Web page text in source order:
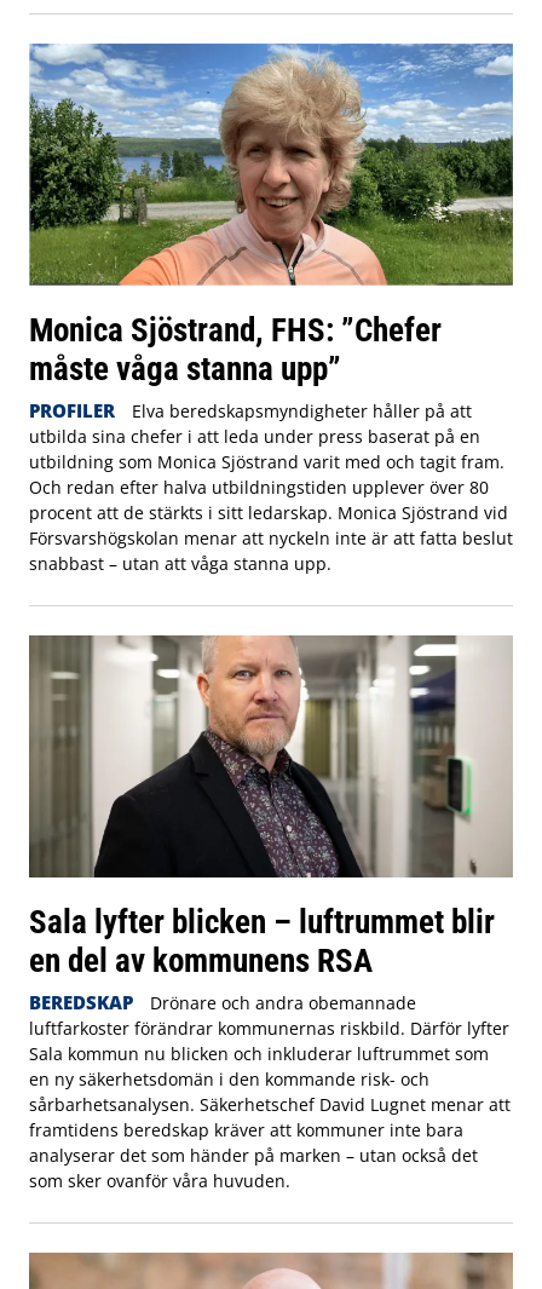
Monica Sjöstrand, FHS: ”Chefer
måste våga stanna upp”
PROFILER
Elva beredskapsmyndigheter håller på att
utbilda sina chefer i att leda under press baserat på en
utbildning som Monica Sjöstrand varit med och tagit fram.
Och redan efter halva utbildningstiden upplever över 80
procent att de stärkts i sitt ledarskap. Monica Sjöstrand vid
Försvarshögskolan menar att nyckeln inte är att fatta beslut
snabbast – utan att våga stanna upp.
Sala lyfter blicken – luftrummet blir
en del av kommunens RSA
BEREDSKAP
Drönare och andra obemannade
luftfarkoster förändrar kommunernas riskbild. Därför lyfter
Sala kommun nu blicken och inkluderar luftrummet som
en ny säkerhetsdomän i den kommande risk- och
sårbarhetsanalysen. Säkerhetschef David Lugnet menar att
framtidens beredskap kräver att kommuner inte bara
analyserar det som händer på marken – utan också det
som sker ovanför våra huvuden.